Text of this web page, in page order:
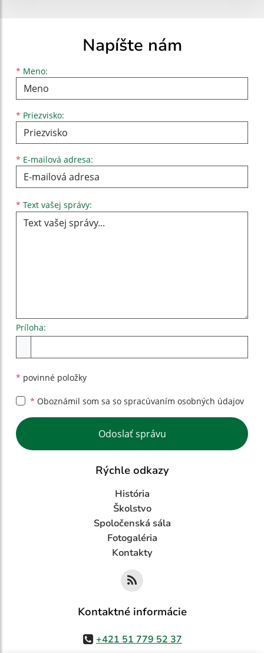
Napíšte nám
* Meno:
Meno
* Priezvisko:
Priezvisko
* E-mailová adresa:
E-mailová adresa
* Text vašej správy:
Príloha:
* povinné položky
* Oboznámil som sa so spracúvaním osobných údajov
Google reCaptcha Response
Odoslať správu
Rýchle odkazy
História
Školstvo
Spoločenská sála
Fotogaléria
Kontakty
Kontaktné informácie
+421 51 779 52 37